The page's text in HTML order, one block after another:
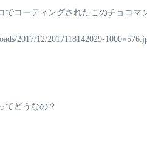
でコーティングされた このチョコマ
2017/12/2017118142029-
てどうなの？